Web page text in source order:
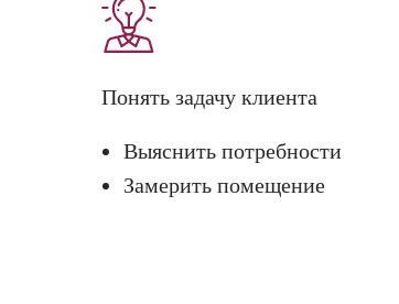
Понять задачу клиента
Выяснить потребности
Замерить помещение